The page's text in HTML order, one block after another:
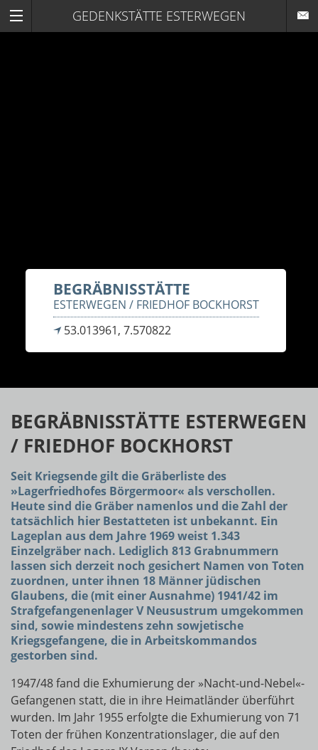
GEDENKSTÄTTE ESTERWEGEN
BEGRÄBNISSTÄTTE
ESTERWEGEN / FRIEDHOF BOCKHORST
53.013961, 7.570822
BEGRÄBNISSTÄTTE ESTERWEGEN
/ FRIEDHOF BOCKHORST
Seit Kriegsende gilt die Gräberliste des
»Lagerfriedhofes Börgermoor« als verschollen.
Heute sind die Gräber namenlos und die Zahl der
tatsächlich hier Bestatteten ist unbekannt. Ein
Lageplan aus dem Jahre 1969 weist 1.343
Einzelgräber nach. Lediglich 813 Grabnummern
lassen sich derzeit noch gesichert Namen von Toten
zuordnen, unter ihnen 18 Männer jüdischen
Glaubens, die (mit einer Ausnahme) 1941/42 im
Strafgefangenenlager V Neusustrum umgekommen
sind, sowie mindestens zehn sowjetische
Kriegsgefangene, die in Arbeitskommandos
gestorben sind.
1947/48 fand die Exhumierung der »Nacht-und-Nebel«-
Gefangenen statt, die in ihre Heimatländer überführt
wurden. Im Jahr 1955 erfolgte die Exhumierung von 71
Toten der frühen Konzentrationslager, die auf den